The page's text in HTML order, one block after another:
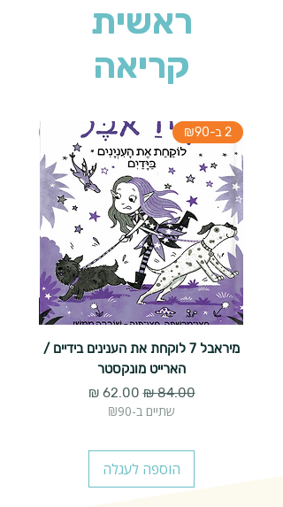
ראשית
קריאה
2 ב-₪90
מיראבל 7 לוקחת את הענינים בידיים /
הארייט מונקסטר
מחיר רגיל‏84.00 ‏₪ מחיר מבצע
שתיים ב-₪90
הוספה לעגלה